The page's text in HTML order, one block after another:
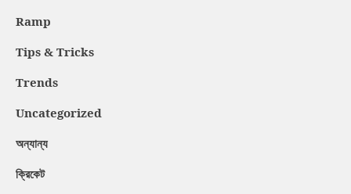
Ramp
Tips & Tricks
Trends
Uncategorized
অন্যান্য
ক্রিকেট